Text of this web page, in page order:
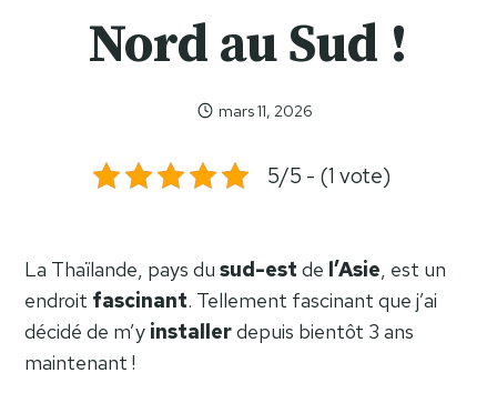
Nord au Sud !
Celia
mars 11, 2026
5/5 - (1 vote)
La Thaïlande, pays du sud-est de l’Asie, est un
endroit fascinant. Tellement fascinant que j’ai
décidé de m’y installerdepuis bientôt 3 ans
maintenant !